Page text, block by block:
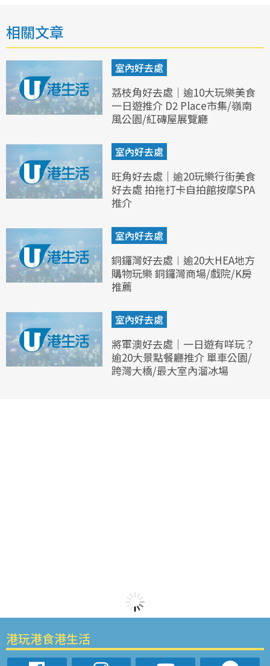
相關文章
室內好去處
荔枝角好去處｜逾10大玩樂美食
一日遊推介 D2 Place市集/嶺南
風公園/紅磚屋展覽廳
室內好去處
旺角好去處｜逾20玩樂行街美食
好去處 拍拖打卡自拍館按摩SPA
推介
室內好去處
銅鑼灣好去處︱逾20大HEA地方
購物玩樂 銅鑼灣商場/戲院/K房
推薦
室內好去處
將軍澳好去處｜一日遊有咩玩？
逾20大景點餐廳推介 單車公園/
跨灣大橋/最大室內溜冰場
港玩港食港生活